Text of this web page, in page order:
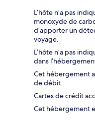
L’hôte n’a pas
monoxyde de
d’apporter un
voyage.
L’hôte n’a pas
dans
Cet hébergement
de débit.
Cartes de crédit
Cet hébergement